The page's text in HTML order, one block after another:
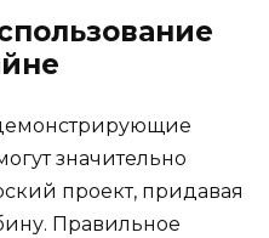
значительно
проект, придавая
Правильное